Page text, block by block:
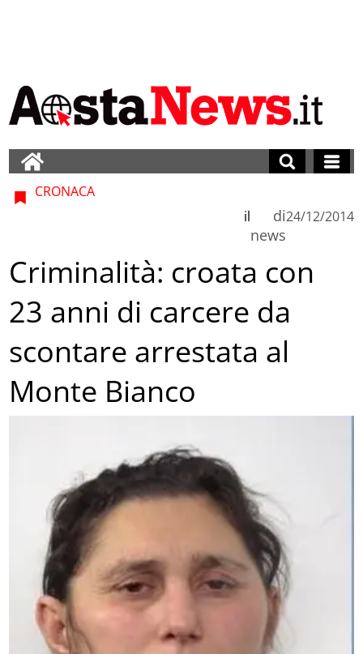
CRONACA
di
news
il 24/12/2014
Criminalità: croata con
23 anni di carcere da
scontare arrestata al
Monte Bianco